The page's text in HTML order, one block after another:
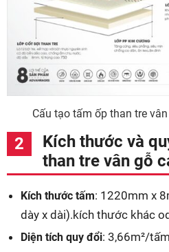
Cấu tạo tấm ốp than tre
Kích thước và
than tre vân gỗ
Kích thước tấm: 1220mm x
dày x dài).kích thước khác
Diện tích quy đổi: 3,66m²/